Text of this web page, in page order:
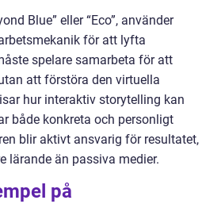
Blue” eller “Eco”, använder
för att lyfta
spelare samarbeta för att
att förstöra den virtuella
hur interaktiv storytelling kan
både konkreta och personligt
blir aktivt ansvarig för resultatet,
lärande än passiva medier.
på